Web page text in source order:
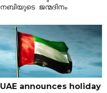
നബിയുടെ ജന്മദിനം
UAE announces holiday